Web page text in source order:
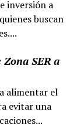
inversión a
buscan
SER a
alimentar el
evitar una